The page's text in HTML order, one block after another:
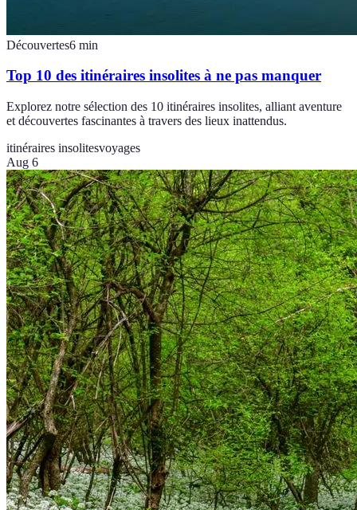
Découvertes6 min
Top 10 des itinéraires insolites à ne pas manquer
Explorez notre sélection des 10 itinéraires insolites, alliant aventure
et découvertes fascinantes à travers des lieux inattendus.
itinéraires insolitesvoyages
Aug 6